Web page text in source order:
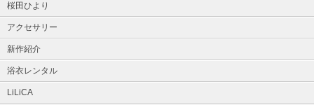
桜田ひより
アクセサリー
新作紹介
浴衣レンタル
LiLiCA